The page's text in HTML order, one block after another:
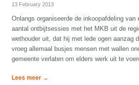
13 February 2013
Onlangs organiseerde de inkoopafdeling van
aantal ontbijtsessies met het MKB uit de
wethouder uit, dat hij met lede ogen aanzag
vroeg allemaal busjes mensen met wallen
gemeente verlaten om elders werk uit te
Lees meer →